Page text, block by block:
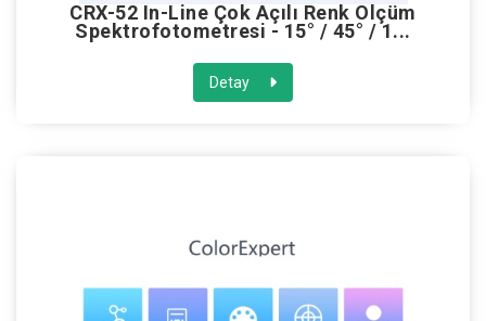
CRX-52 In-Line Çok Açılı Renk Ölçüm
Spektrofotometresi - 15° / 45° / 1...
Detay